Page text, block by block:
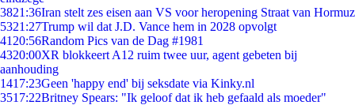
3821:36Iran stelt zes eisen aan VS voor heropening Straat van Hormuz
5321:27Trump wil dat J.D. Vance hem in 2028 opvolgt
41 20:56Random Pics van de Dag #1981
4320:00XR blokkeert A12 ruim twee uur, agent gebeten bij
aanhouding
1417:23Geen 'happy end' bij seksdate via Kinky.nl
3517:22Britney Spears: "Ik geloof dat ik heb gefaald als moeder"